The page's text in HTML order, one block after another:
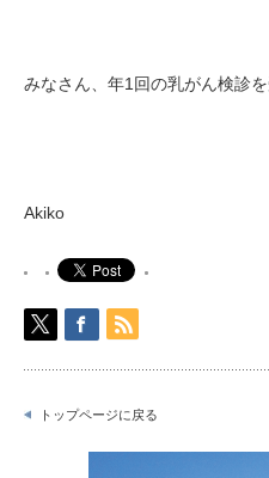
みなさん、年1回の乳がん検診を
Akiko
トップページに戻る